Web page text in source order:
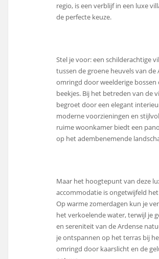
regio, is een verblijf in een luxe
de perfecte keuze.
Stel je voor: een schilderachtige
tussen de groene heuvels van de
omringd door weelderige bossen
beekjes. Bij het betreden van de
begroet door een elegant
moderne voorzieningen en
ruime woonkamer biedt een
op het adembenemende
Maar het hoogtepunt van deze
accommodatie is ongetwijfeld
Op warme zomerdagen kun je
het verkoelende water, terwijl je
en sereniteit van de Ardense
je ontspannen op het terras bij
omringd door kaarslicht en de